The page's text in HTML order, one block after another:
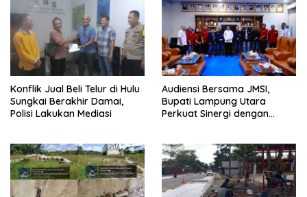
Konflik Jual Beli Telur di Hulu
Sungkai Berakhir Damai,
Polisi Lakukan Mediasi
Audiensi Bersama JMSI,
Bupati Lampung Utara
Perkuat Sinergi dengan